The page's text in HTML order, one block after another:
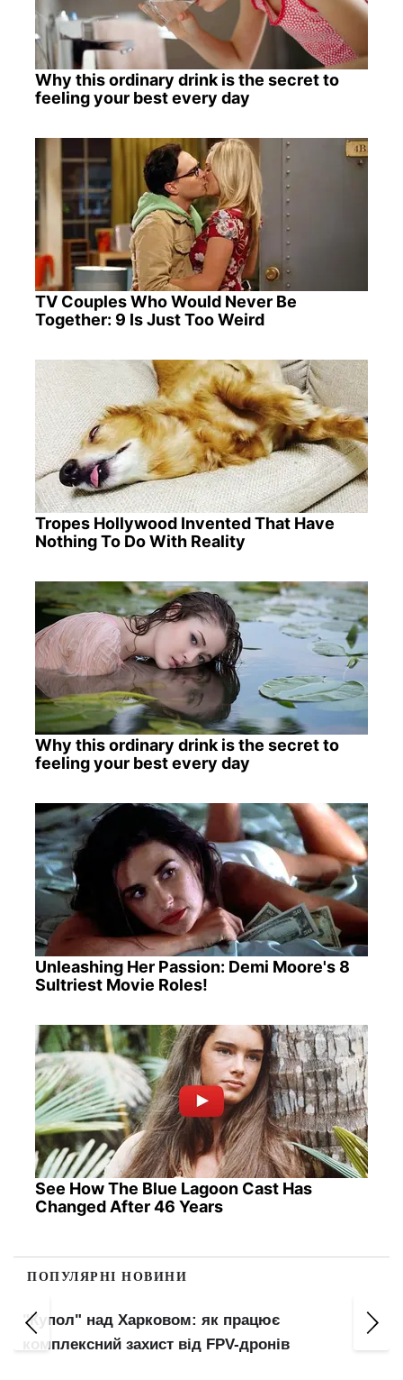
Why this ordinary drink is the secret to
feeling your best every day
TV Couples Who Would Never Be
Together: 9 Is Just Too Weird
Tropes Hollywood Invented That Have
Nothing To Do With Reality
Why this ordinary drink is the secret to
feeling your best every day
Unleashing Her Passion: Demi Moore's 8
Sultriest Movie Roles!
See How The Blue Lagoon Cast Has
Changed After 46 Years
ПОПУЛЯРНІ НОВИНИ
"Купол" над Харковом: як працює
комплексний захист від FPV-дронів